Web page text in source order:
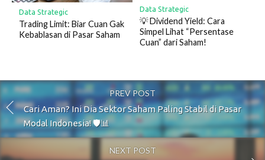
Data Strategic
Trading Limit: Biar Cuan Gak
Kebablasan di Pasar Saham
Data Strategic
💡 Dividend Yield: Cara
Simpel Lihat “Persentase
Cuan” dari Saham!
PREV POST
Cari Aman? Ini Dia Sektor Saham Paling Stabil di Pasar
Modal Indonesia! 🛡️📊
NEXT POST